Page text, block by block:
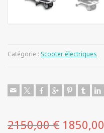
Catégorie : Scooter électriques
2150,00€ Le
1850,00